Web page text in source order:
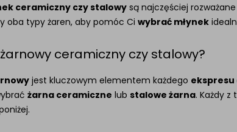
ceramiczny czy stalowysą najczęściej
oba typy żaren, aby pomóc Ciwybrać młynek
żarnowy ceramiczny czy stalowy?
jest kluczowym elementem każdego ekspresu
żarna ceramiczne lubstalowe żarna. Każdy